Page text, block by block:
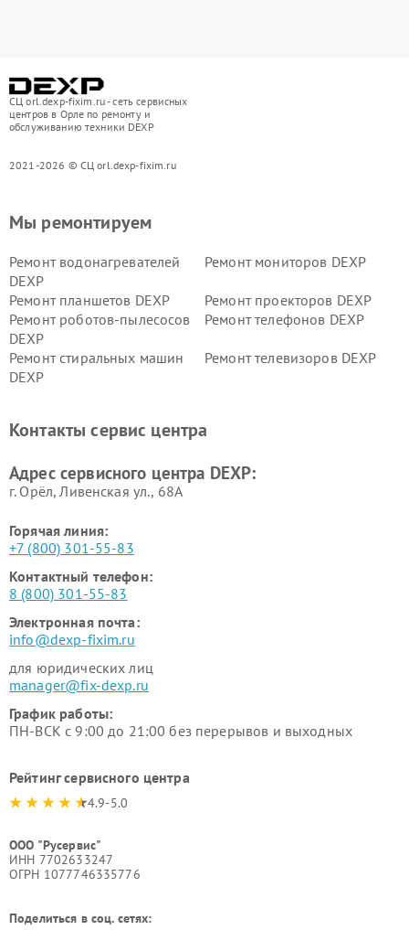
СЦ orl.dexp-fixim.ru - сеть сервисных
центров в Орле по ремонту и
обслуживанию техники DEXP
2021-2026 © СЦ orl.dexp-fixim.ru
Мы ремонтируем
Ремонт водонагревателей
DEXP
Ремонт мониторов DEXP
Ремонт планшетов DEXP
Ремонт проекторов DEXP
Ремонт роботов-пылесосов
DEXP
Ремонт телефонов DEXP
Ремонт стиральных машин
DEXP
Ремонт телевизоров DEXP
Ремонт серверов DEXP
Ремонт мини пк DEXP
Контакты сервис центра
Адрес сервисного центра DEXP:
г. Орёл, Ливенская ул., 68А
Горячая линия:
+7 (800) 301-55-83
Контактный телефон:
8 (800) 301-55-83
Электронная почта:
info@dexp-fixim.ru
для юридических лиц
manager@fix-dexp.ru
График работы:
ПН-ВСК с 9:00 до 21:00 без перерывов и выходных
Рейтинг сервисного центра
4.9-5.0
ООО "Русервис"
ИНН 7702633247
ОГРН 1077746335776
Поделиться в соц. сетях: